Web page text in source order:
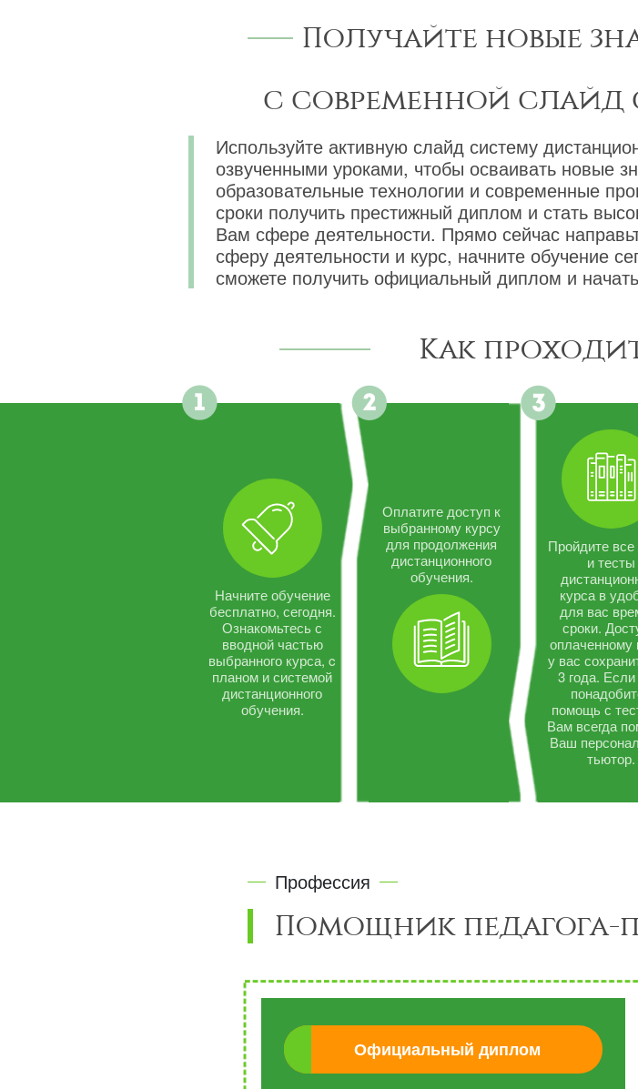
Получайте новые
с современной слайд
Используйте активную слайд систему
озвученными уроками, чтобы осваивать новые
образовательные технологии и современные
сроки получить престижный диплом и стать
Вам сфере деятельности. Прямо сейчас
сферу деятельности и курс, начните обучение
сможете получить официальный диплом и
Как
Начните обучение
бесплатно, сегодня.
Ознакомьтесь с
вводной частью
выбранного курса, c
планом и системой
дистанционного
обучения.
Оплатите доступ к
выбранному курсу
для продолжения
дистанционного
обучения.
Пройдите все
и тесты
курса в
для вас
сроки.
оплаченному
у вас
3 года.
помощь с
Вам всегда
Ваш
тьютор.
Профессия
Помощник педагога-
Официальный диплом